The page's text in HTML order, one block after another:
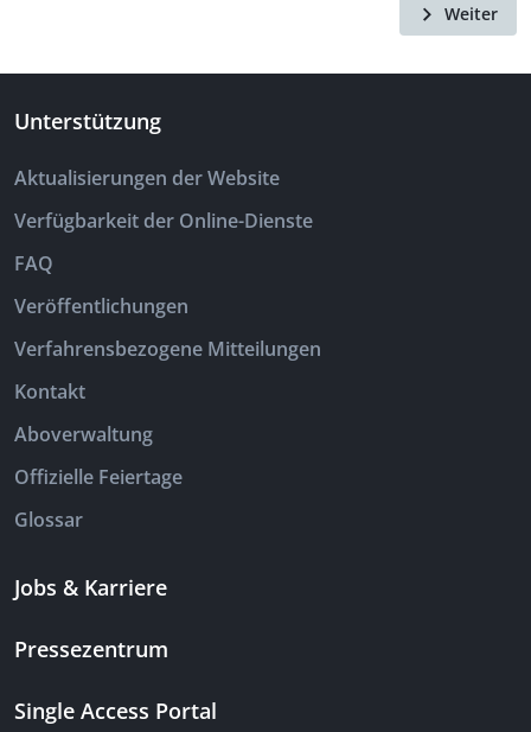
Weiter
Unterstützung
Aktualisierungen der Website
Verfügbarkeit der Online-Dienste
FAQ
Veröffentlichungen
Verfahrensbezogene Mitteilungen
Kontakt
Aboverwaltung
Offizielle Feiertage
Glossar
Jobs & Karriere
Pressezentrum
Single Access Portal